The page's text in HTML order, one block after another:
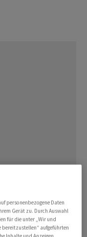
Kilometer nördlich
eines
an der Stelle
personenbezogene Daten
Gerät zu. Durch Auswahl
für die unter „Wir und
bereitzustellen“ aufgeführten